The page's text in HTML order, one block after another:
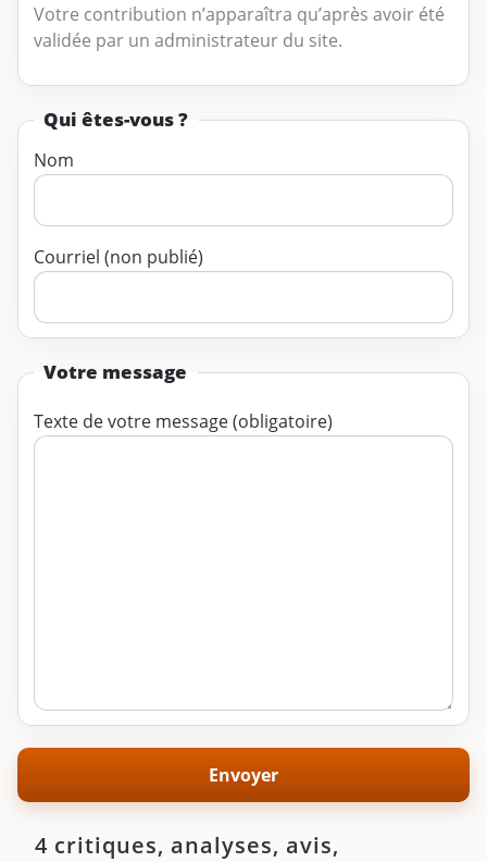
Votre contribution n’apparaîtra qu’après avoir été
validée par un administrateur du site.
Qui êtes-vous ?
Nom
Courriel (non publié)
Votre message
Texte de votre message (obligatoire)
4 critiques, analyses, avis,